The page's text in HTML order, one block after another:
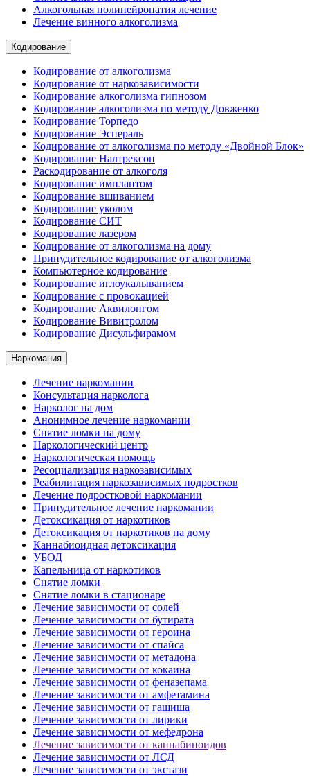
Алкогольная полинейропатия лечение
Лечение винного алкоголизма
Кодирование
Кодирование от алкоголизма
Кодирование от наркозависимости
Кодирование алкоголизма гипнозом
Кодирование алкоголизма по методу Довженко
Кодирование Торпедо
Кодирование Эспераль
Кодирование от алкоголизма по методу «Двойной Блок»
Кодирование Налтрексон
Раскодирование от алкоголя
Кодирование имплантом
Кодирование вшиванием
Кодирование уколом
Кодирование СИТ
Кодирование лазером
Кодирование от алкоголизма на дому
Принудительное кодирование от алкоголизма
Компьютерное кодирование
Кодирование иглоукалыванием
Кодирование с провокацией
Кодирование Аквилонгом
Кодирование Вивитролом
Кодирование Дисульфирамом
Наркомания
Лечение наркомании
Консультация нарколога
Нарколог на дом
Анонимное лечение наркомании
Снятие ломки на дому
Наркологический центр
Наркологическая помощь
Ресоциализация наркозависимых
Реабилитация наркозависимых подростков
Лечение подростковой наркомании
Принудительное лечение наркомании
Детоксикация от наркотиков
Детоксикация от наркотиков на дому
Каннабиоидная детоксикация
УБОД
Капельница от наркотиков
Снятие ломки
Снятие ломки в стационаре
Лечение зависимости от солей
Лечение зависимости от бутирата
Лечение зависимости от героина
Лечение зависимости от спайса
Лечение зависимости от метадона
Лечение зависимости от кокаина
Лечение зависимости от феназепама
Лечение зависимости от амфетамина
Лечение зависимости от гашиша
Лечение зависимости от лирики
Лечение зависимости от мефедрона
Лечение зависимости от каннабиноидов
Лечение зависимости от ЛСД
Лечение зависимости от экстази